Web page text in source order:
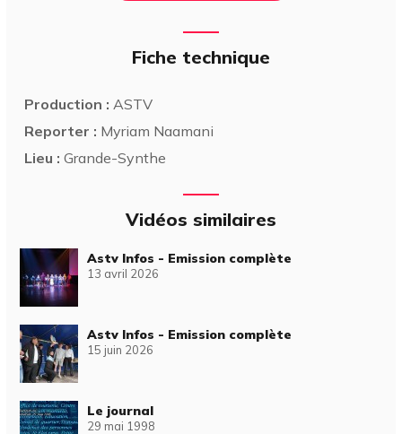
Fiche technique
Production : ASTV
Reporter : Myriam Naamani
Lieu : Grande-Synthe
Vidéos similaires
Astv Infos - Emission complète
13 avril 2026
Astv Infos - Emission complète
15 juin 2026
Le journal
29 mai 1998